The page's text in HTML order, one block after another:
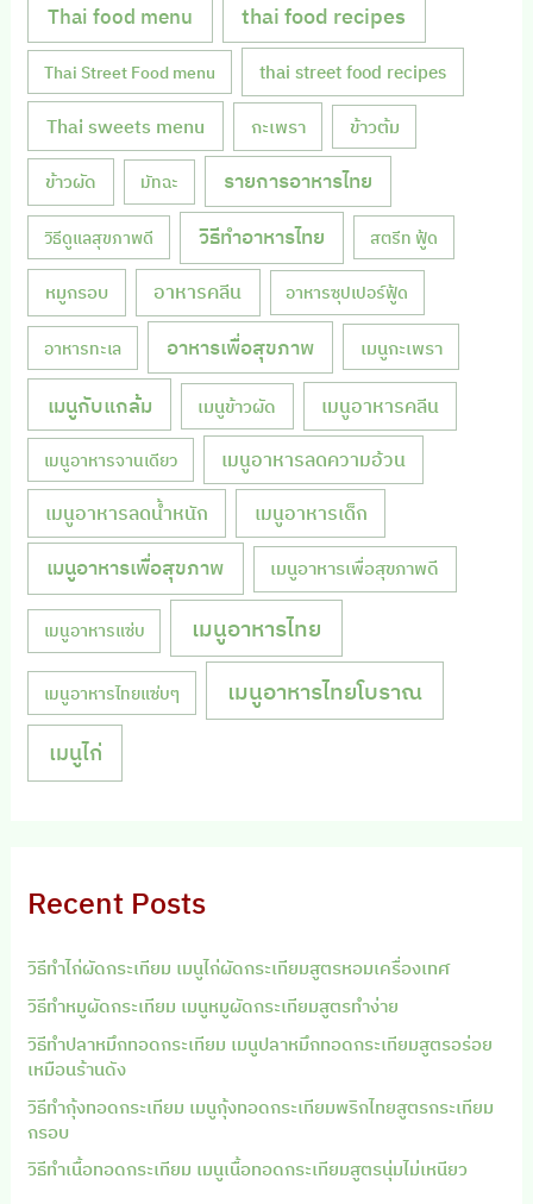
Thai food menu thai food recipes
Thai Street Food menu thai street food recipes
Thai sweets menu กะเพรา ข้าวต้ม
ข้าวผัด มัทฉะ รายการอาหารไทย
วิธีดูแลสุขภาพดี วิธีทำอาหารไทย สตรีท ฟู้ด
หมูกรอบ อาหารคลีน อาหารซุปเปอร์ฟู้ด
อาหารทะเล อาหารเพื่อสุขภาพ เมนูกะเพรา
เมนูกับแกล้ม เมนูข้าวผัด เมนูอาหารคลีน
เมนูอาหารจานเดียว เมนูอาหารลดความอ้วน
เมนูอาหารลดน้ำหนัก เมนูอาหารเด็ก
เมนูอาหารเพื่อสุขภาพ เมนูอาหารเพื่อสุขภาพดี
เมนูอาหารแซ่บ เมนูอาหารไทย
เมนูอาหารไทยแซ่บๆ เมนูอาหารไทยโบราณ
เมนูไก่
Recent Posts
วิธีทำไก่ผัดกระเทียม เมนูไก่ผัดกระเทียมสูตรหอมเครื่องเทศ
วิธีทำหมูผัดกระเทียม เมนูหมูผัดกระเทียมสูตรทำง่าย
วิธีทำปลาหมึกทอดกระเทียม เมนูปลาหมึกทอดกระเทียมสูตรอร่อย
เหมือนร้านดัง
วิธีทำกุ้งทอดกระเทียม เมนูกุ้งทอดกระเทียมพริกไทยสูตรกระเทียม
กรอบ
วิธีทำเนื้อทอดกระเทียม เมนูเนื้อทอดกระเทียมสูตรนุ่มไม่เหนียว